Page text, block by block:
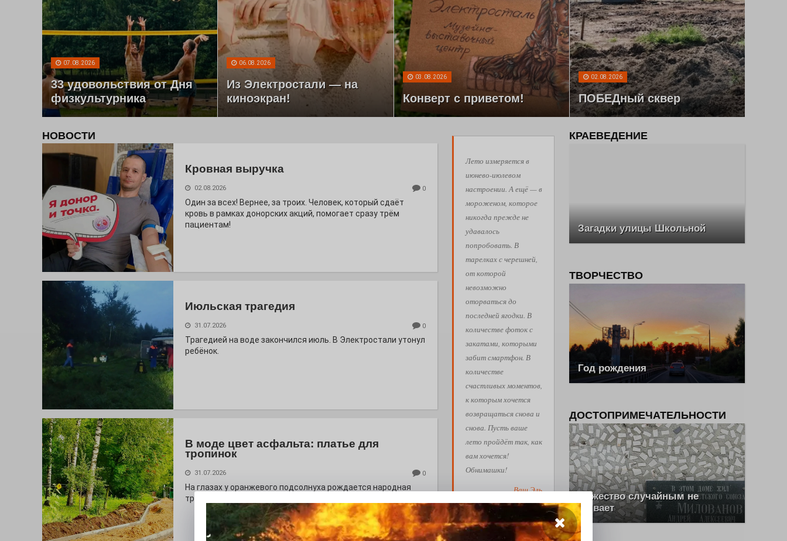
07.08.2026
33 удовольствия от Дня
физкультурника
06.08.2026
Из Электростали — на
киноэкран!
03.08.2026
Конверт с приветом!
02.08.2026
ПОБЕДный сквер
Лето измеряется в
июнево-июлевом
настроении. А ещё — в
мороженом, которое
никогда прежде не
удавалось
попробовать. В
тарелках с черешней,
от которой
невозможно
оторваться до
последней ягодки. В
количестве фоток с
закатами, которыми
забит смартфон. В
количестве
счастливых моментов,
к которым хочется
возвращаться снова и
снова. Пусть ваше
лето пройдёт так, как
вам хочется!
Обнимашки!
Ваш Эль
АФИША
НОВОСТИ
Кровная выручка
02.08.2026 0
Один за всех! Вернее, за троих. Человек, который сдаёт
кровь в рамках донорских акций, помогает сразу трём
пациентам!
Июльская трагедия
31.07.2026 0
Трагедией на воде закончился июль. В Электростали утонул
ребёнок.
В моде цвет асфальта: платье для
тропинок
31.07.2026 0
На глазах у оранжевого подсолнуха рождается народная
тропа!
КРАЕВЕДЕНИЕ
Загадки улицы Школьной
ТВОРЧЕСТВО
Год рождения
ДОСТОПРИМЕЧАТЕЛЬНОСТИ
Мужество случайным не
бывает